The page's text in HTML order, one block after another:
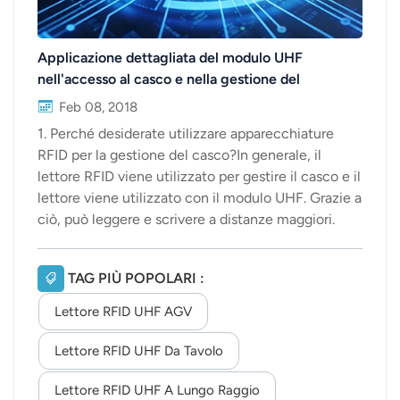
Applicazione dettagliata del modulo UHF
nell'accesso al casco e nella gestione del
personale
Feb 08, 2018
1. Perché desiderate utilizzare apparecchiature
RFID per la gestione del casco?In generale, il
lettore RFID viene utilizzato per gestire il casco e il
lettore viene utilizzato con il modulo UHF. Grazie a
ciò, può leggere e scrivere a distanze maggiori.
magazzino. Oltre ai caschi, è necessario gestire
anche le uniformi da lavoro e i kit di attrezzi per i
lavoratori.2. A cosa servono i caschi RFID?(1) la
gestione dell'accesso al casco di sicurezza;(2)
gestire i lavoratori che indossano i caschi3. Il
processo specifico di gestione del personale
RFIDVorrei parlare della gestione dei caschi di
TAG PIÙ POPOLARI :
Lettore RFID UHF AGV
Lettore RFID UHF Da Tavolo
Lettore RFID UHF A Lungo Raggio